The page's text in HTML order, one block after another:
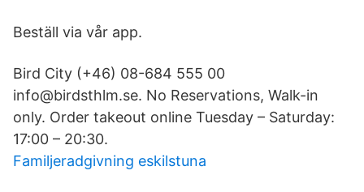
Beställ via vår app.
Bird City (+46) 08-684 555 00
info@birdsthlm.se. No Reservations, Walk-in
only. Order takeout online Tuesday – Saturday:
17:00 – 20:30.
Familjeradgivning eskilstuna